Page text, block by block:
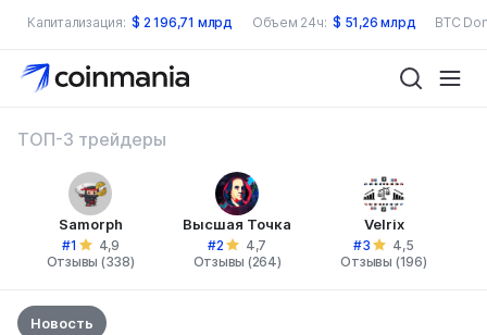
Капитализация: $ 2 196,71 млрд Объем 24ч: $ 51,26 млрд BTC
ТОП-3 трейдеры
Samorph
#1
4,9
Отзывы (338)
Высшая Точка
#2
4,7
Отзывы (264)
Velrix
#3
4,5
Отзывы (196)
Новость